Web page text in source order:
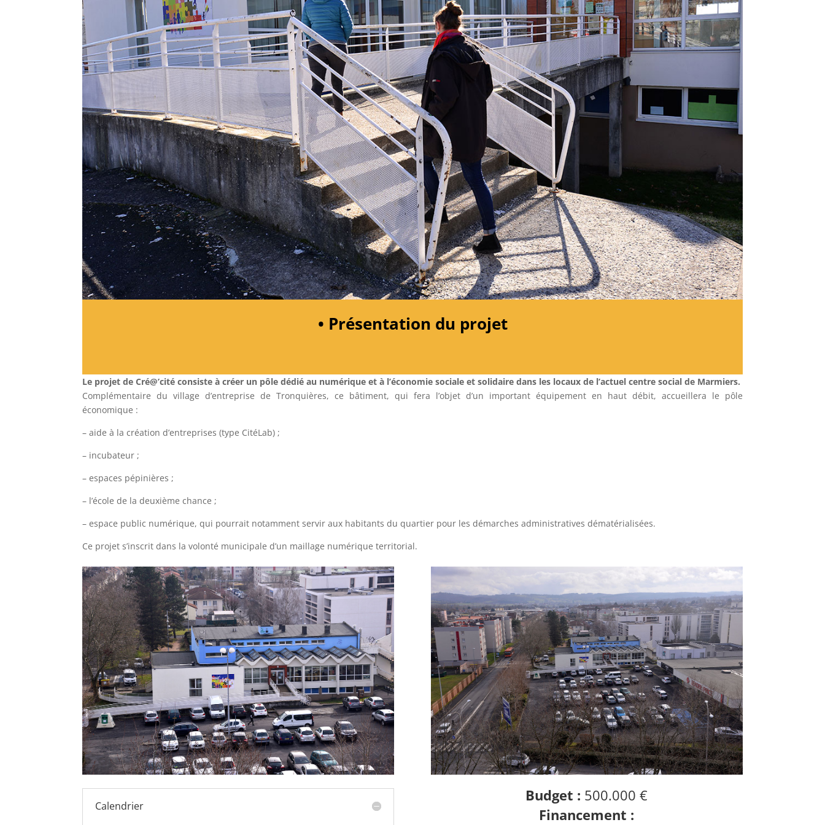
• Présentation du projet
Le projet de Cré@’cité consiste à créer un pôle dédié au numérique et à l’économie sociale et solidaire dans les locaux de l’actuel centre socialde Marmiers.
Complémentaire du village d’entreprise de Tronquières, ce bâtiment, qui fera l’objet d’un important équipement en haut débit, accueillera le pôle
économique :
– aide à la création d’entreprises (type CitéLab) ;
– incubateur ;
– espaces pépinières ;
– l’école de la deuxième chance ;
– espace public numérique, qui pourrait notamment servir aux habitants du quartier pour les démarches administratives dématérialisées.
Ce projet s’inscrit dans la volonté municipale d’un maillage numérique territorial.
Calendrier
Budget : 500.000 €
Financement :